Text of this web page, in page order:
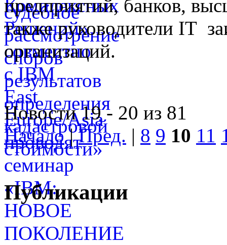
предприятий, банков,
также руководители IT
организаций.
Новости 19 - 20 из 81
Начало|Пред. | 8 9 10 11
Публикации